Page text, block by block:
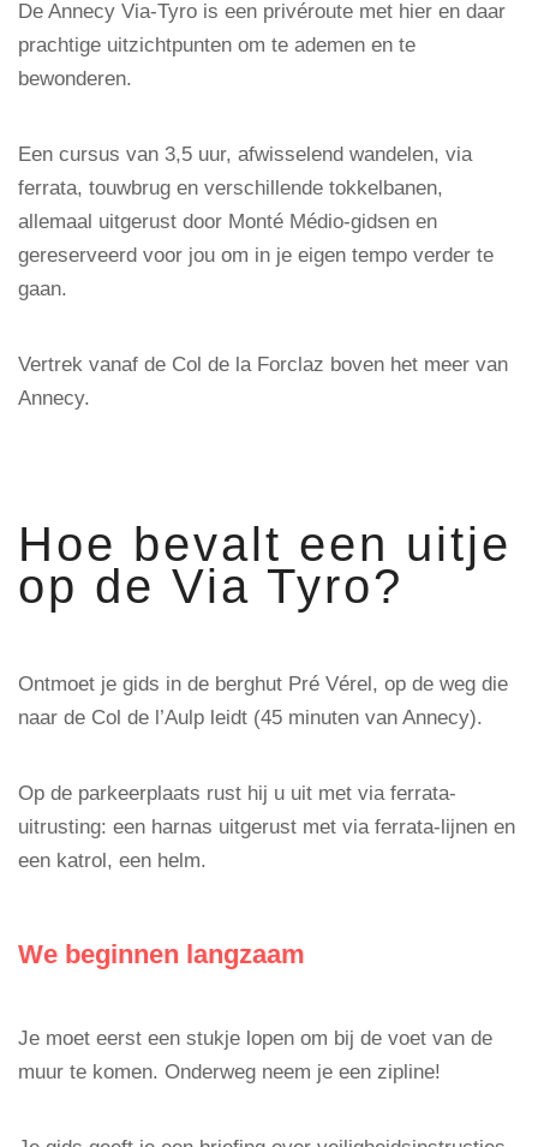
De Annecy Via-Tyro is een privéroute met hier en daar
prachtige uitzichtpunten om te ademen en te
bewonderen.
Een cursus van 3,5 uur, afwisselend wandelen, via
ferrata, touwbrug en verschillende tokkelbanen,
allemaal uitgerust door Monté Médio-gidsen en
gereserveerd voor jou om in je eigen tempo verder te
gaan.
Vertrek vanaf de Col de la Forclaz boven het meer van
Annecy.
Hoe bevalt een uitje
op de Via Tyro?
Ontmoet je gids in de berghut Pré Vérel, op de weg die
naar de Col de l’Aulp leidt (45 minuten van Annecy).
Op de parkeerplaats rust hij u uit met via ferrata-
uitrusting: een harnas uitgerust met via ferrata-lijnen en
een katrol, een helm.
We beginnen langzaam
Je moet eerst een stukje lopen om bij de voet van de
muur te komen. Onderweg neem je een zipline!